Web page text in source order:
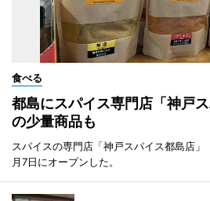
食べる
都島にスパイス専門店「神戸
の少量商品も
スパイスの専門店「神戸スパイス都島店
月7日にオープンした。